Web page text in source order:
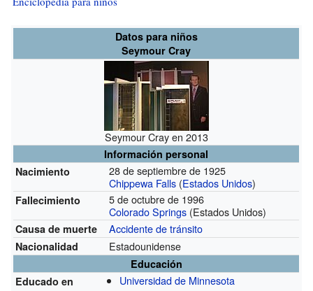
Datos para niños
Seymour Cray
Seymour Cray en 2013
Información personal
Nacimiento
28 de septiembre de 1925
Chippewa Falls (Estados Unidos)
Fallecimiento
5 de octubre de 1996
Colorado Springs (Estados Unidos)
Causa de muerte Accidente de tránsito
Nacionalidad Estadounidense
Educación
Educado en
Universidad de Minnesota